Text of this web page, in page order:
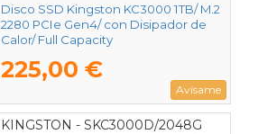
Disco SSD Kingston KC3000 1TB/ M.2
2280 PCIe Gen4/ con Disipador de
Calor/ Full Capacity
225,00 €
Avísame
KINGSTON - SKC3000D/2048G